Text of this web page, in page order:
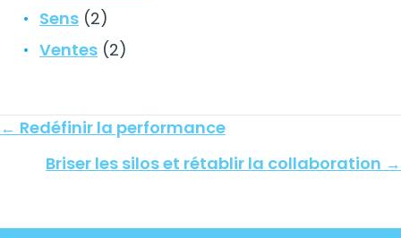
Sens (2)
Ventes (2)
Posts
navigation
← Redéfinir la performance
Briser les silos et rétablir la collaboration →